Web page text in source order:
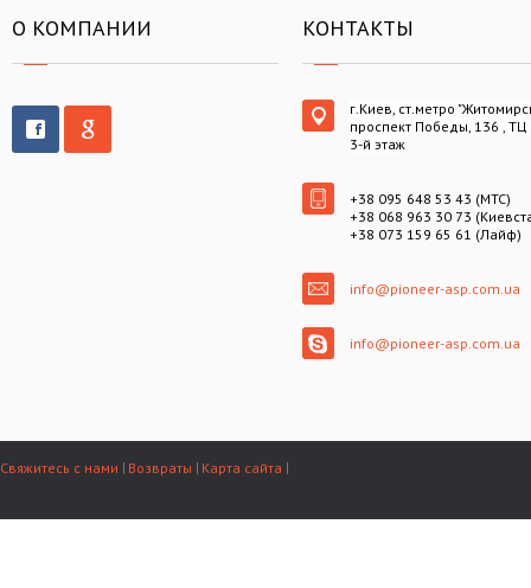
О КОМПАНИИ КОНТАКТЫ
г.Киев, ст.метро
проспект Победы, 136 , ТЦ
3-й этаж
+38 095 648 53 43 (МТС)
+38 068 963 30 73
+38 073 159 65 61 (Лайф)
info@pioneer-asp.com.ua
info@pioneer-asp.com.ua
Свяжитесь с нами Возвраты Карта сайта